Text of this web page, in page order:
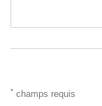
* champs requis